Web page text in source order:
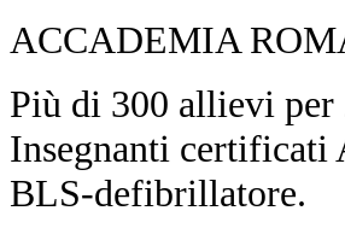
ACCADEMIA
Più di 300 allievi per
Insegnanti
BLS-defibrillatore.